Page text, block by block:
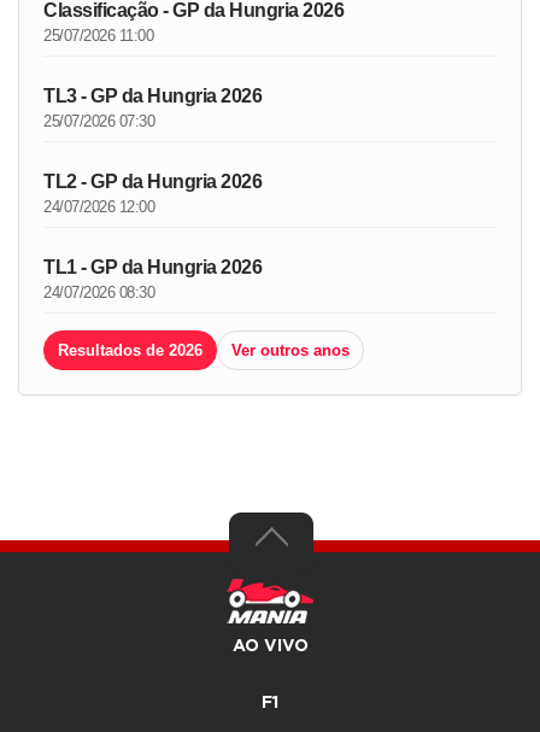
Classificação - GP da Hungria 2026
25/07/2026 11:00
TL3 - GP da Hungria 2026
25/07/2026 07:30
TL2 - GP da Hungria 2026
24/07/2026 12:00
TL1 - GP da Hungria 2026
24/07/2026 08:30
Resultados de 2026 Ver outros anos
AO VIVO
F1